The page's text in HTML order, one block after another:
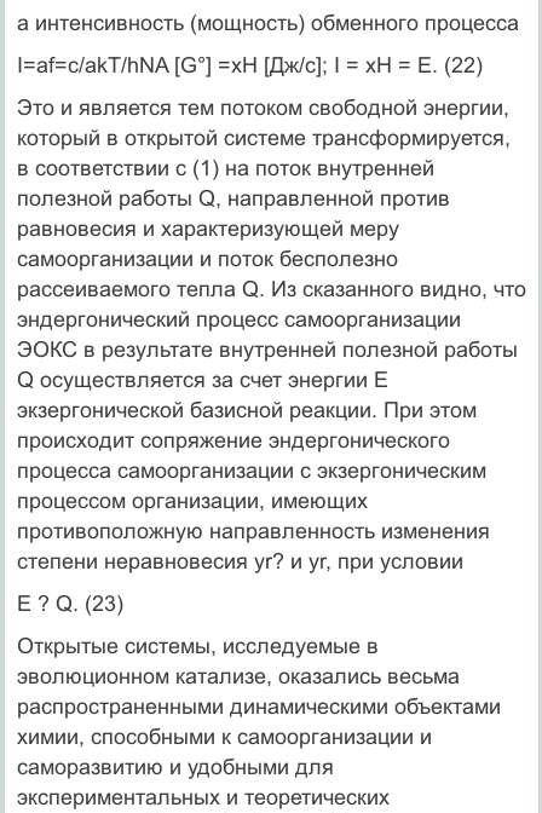
а интенсивность (мощность) обменного процесса
I=af=c/akT/hNA [G°] =xH [Дж/с]; I = xH = Е. (22)
Это и является тем потоком свободной энергии,
который в открытой системе трансформируется,
в соответствии с (1) на поток внутренней
полезной работы Q, направленной против
равновесия и характеризующей меру
самоорганизации и поток бесполезно
рассеиваемого тепла Q. Из сказанного видно, что
эндергонический процесс самоорганизации
ЭОКС в результате внутренней полезной работы
Q осуществляется за счет энергии Е
экзергонической базисной реакции. При этом
происходит сопряжение эндергонического
процесса самоорганизации с экзергоническим
процессом организации, имеющих
противоположную направленность изменения
степени неравновесия yr? и yr­, при условии
E ? Q. (23)
Открытые системы, исследуемые в
эволюционном катализе, оказались весьма
распространенными динамическими объектами
химии, способными к самоорганизации и
саморазвитию и удобными для
экспериментальных и теоретических